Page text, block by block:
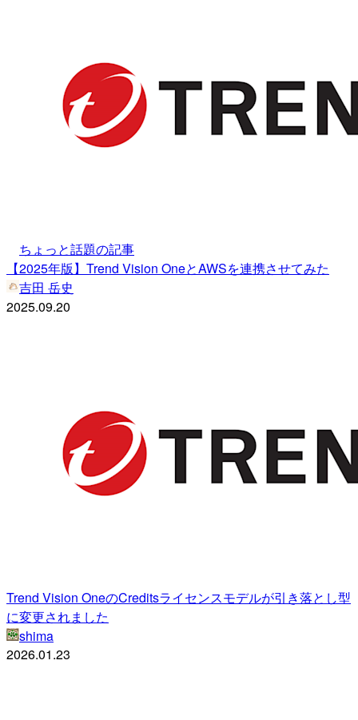
ちょっと話題の記事
【2025年版】Trend Vision OneとAWSを連携させてみた
吉田 岳史
2025.09.20
Trend Vision OneのCreditsライセンスモデルが引き落とし型
に変更されました
shima
2026.01.23